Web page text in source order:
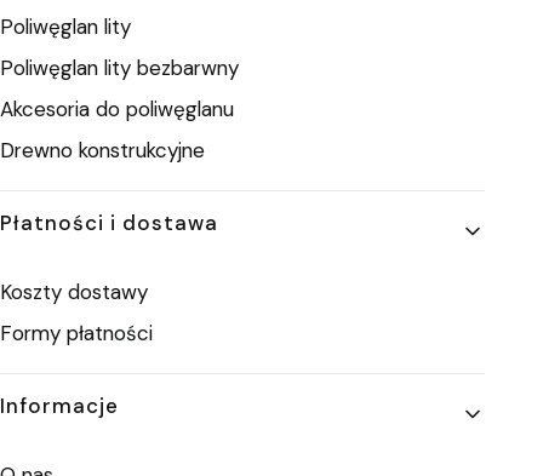
Poliwęglan lity
Poliwęglan lity bezbarwny
Akcesoria do poliwęglanu
Drewno konstrukcyjne
Płatności i dostawa
Koszty dostawy
Formy płatności
Informacje